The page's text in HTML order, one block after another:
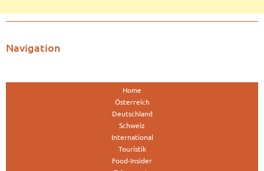
Navigation
Home
Österreich
Deutschland
Schweiz
International
Touristik
Food-Insider